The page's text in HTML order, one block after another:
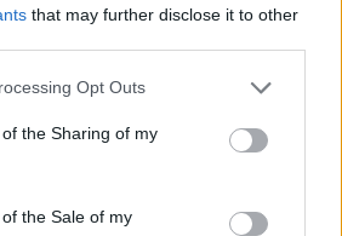
that may further disclose it to other
Opt Outs
the Sharing of my
the Sale of my